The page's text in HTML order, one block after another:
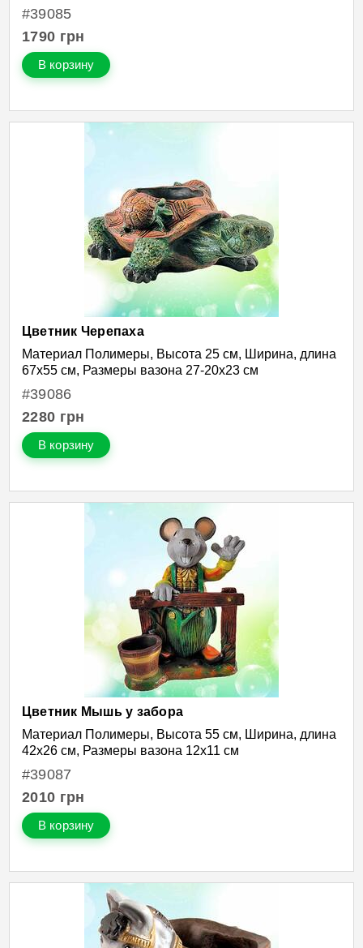
#39085
1790 грн
В корзину
Цветник Черепаха
Материал Полимеры, Высота 25 см, Ширина, длина
67х55 см, Размеры вазона 27-20х23 см
#39086
2280 грн
В корзину
Цветник Мышь у забора
Материал Полимеры, Высота 55 см, Ширина, длина
42х26 см, Размеры вазона 12х11 см
#39087
2010 грн
В корзину